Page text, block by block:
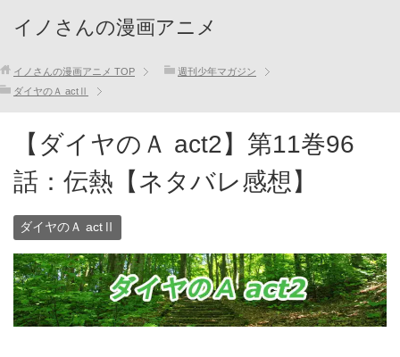
イノさんの漫画アニメ
イノさんの漫画アニメ TOP
週刊少年マガジン
ダイヤのＡ actⅡ
【ダイヤのＡ act2】第11巻96
話：伝熱【ネタバレ感想】
ダイヤのＡ actⅡ